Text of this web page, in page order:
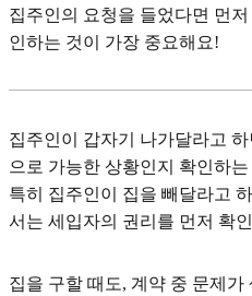
집주인의 요청을 들었다면 먼
인하는 것이 가장 중요해요!
집주인이 갑자기 나가달라고
으로 가능한 상황인지 확인하
특히 집주인이 집을 빼달라고
서는 세입자의 권리를 먼저 확
집을 구할 때도, 계약 중 문제